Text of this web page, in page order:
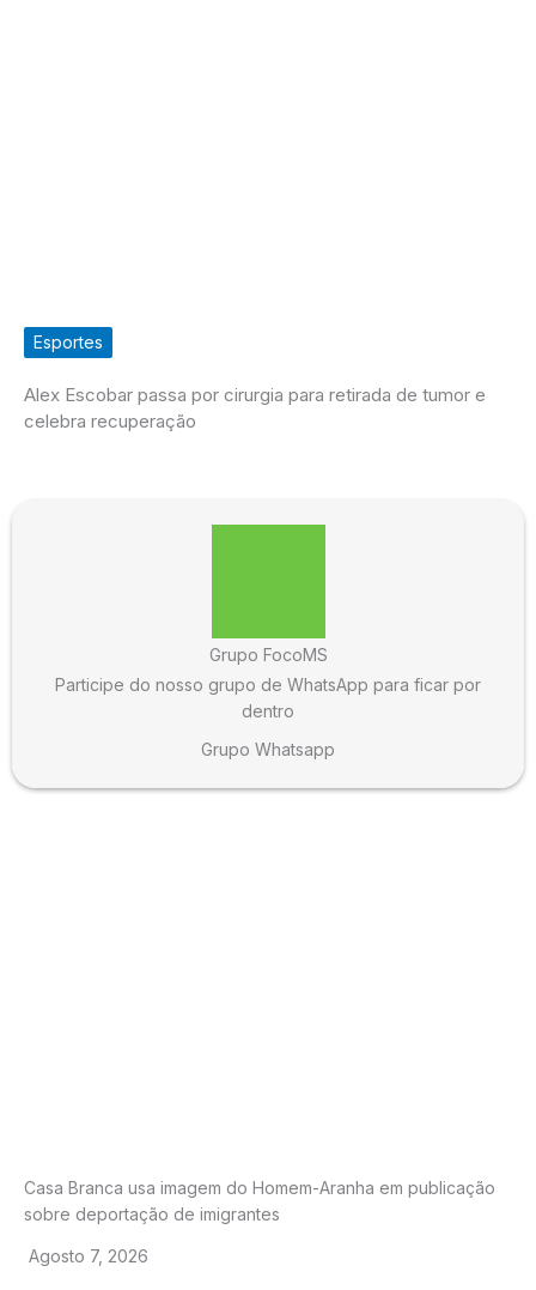
Esportes
Alex Escobar passa por cirurgia para retirada de tumor e
celebra recuperação
Grupo FocoMS
Participe do nosso grupo de WhatsApp para ficar por
dentro
Grupo Whatsapp
Casa Branca usa imagem do Homem-Aranha em publicação
sobre deportação de imigrantes
Agosto 7, 2026